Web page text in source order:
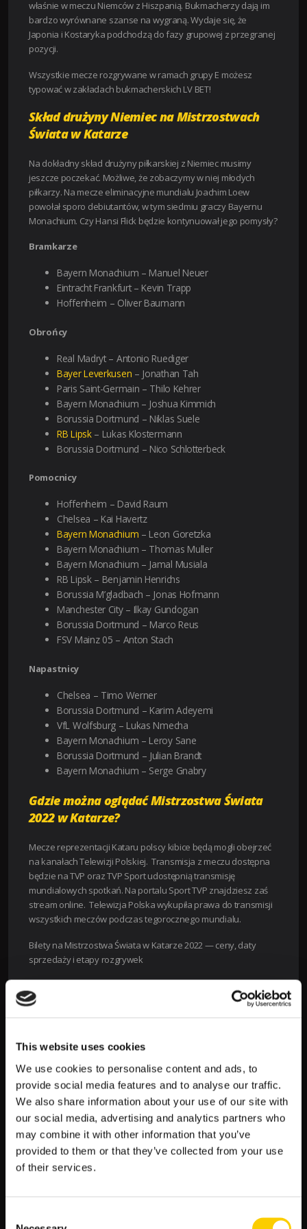
This website uses cookies
We use cookies to personalise content and ads, to
provide social media features and to analyse our traffic.
We also share information about your use of our site with
our social media, advertising and analytics partners who
may combine it with other information that you’ve
provided to them or that they’ve collected from your use
of their services.
właśnie w meczu Niemców z Hiszpanią. Bukmacherzy dają im
bardzo wyrównane szanse na wygraną. Wydaje się, że
Japonia i Kostaryka podchodzą do fazy grupowej z przegranej
pozycji.
Wszystkie mecze rozgrywane w ramach grupy E możesz
typować w zakładach bukmacherskich LV BET!
Skład drużyny Niemiec na Mistrzostwach
Świata w Katarze
Na dokładny skład drużyny piłkarskiej z Niemiec musimy
jeszcze poczekać. Możliwe, że zobaczymy w niej młodych
piłkarzy. Na mecze eliminacyjne mundialu Joachim Loew
powołał sporo debiutantów, w tym siedmiu graczy Bayernu
Monachium. Czy Hansi Flick będzie kontynuował jego pomysły?
Bramkarze
Bayern Monachium – Manuel Neuer
Eintracht Frankfurt – Kevin Trapp
Hoffenheim – Oliver Baumann
Obrońcy
Real Madryt – Antonio Ruediger
Bayer Leverkusen – Jonathan Tah
Paris Saint-Germain – Thilo Kehrer
Bayern Monachium – Joshua Kimmich
Borussia Dortmund – Niklas Suele
RB Lipsk– Lukas Klostermann
Borussia Dortmund – Nico Schlotterbeck
Pomocnicy
Hoffenheim – David Raum
Chelsea – Kai Havertz
Bayern Monachium – Leon Goretzka
Bayern Monachium – Thomas Muller
Bayern Monachium – Jamal Musiala
RB Lipsk – Benjamin Henrichs
Borussia M’gladbach – Jonas Hofmann
Manchester City – Ilkay Gundogan
Borussia Dortmund – Marco Reus
FSV Mainz 05 – Anton Stach
Napastnicy
Chelsea – Timo Werner
Borussia Dortmund – Karim Adeyemi
VfL Wolfsburg – Lukas Nmecha
Bayern Monachium – Leroy Sane
Borussia Dortmund – Julian Brandt
Bayern Monachium – Serge Gnabry
Gdzie można oglądać Mistrzostwa Świata
2022 w Katarze?
Mecze reprezentacji Kataru polscy kibice będą mogli obejrzeć
na kanałach Telewizji Polskiej. Transmisja z meczu dostępna
będzie na TVP oraz TVP Sport udostępnią transmisję
mundialowych spotkań. Na portalu Sport TVP znajdziesz zaś
stream online. Telewizja Polska wykupiła prawa do transmisji
wszystkich meczów podczas tegorocznego mundialu.
Bilety na Mistrzostwa Świata w Katarze 2022 — ceny, daty
sprzedaży i etapy rozgrywek
jakiś czas temu. Od razu organizatorzy zaoferowali cztery
obywatelom.
Ile trzeba zapłacić za bilet na mecz z udziałem Polaków? Opcje
są trzy, a najtańsza z nich kosztuje 288 zł.
Runda
Mistrzostw
Świata
Kategoria
I
Kategoria
II
Kategoria
III
Mecz
922 zł